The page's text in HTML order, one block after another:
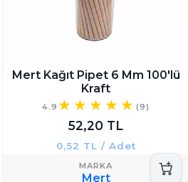
Mert Kağıt Pipet 6 Mm 100'lü
Kraft
4.9 (9)
52,20 TL
0,52 TL / Adet
Mert